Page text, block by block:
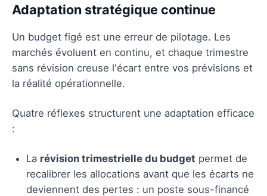
Adaptation stratégique continue
Un budget figé est une erreur de pilotage. Les
marchés évoluent en continu, et chaque trimestre
sans révision creuse l'écart entre vos prévisions et
la réalité opérationnelle.
Quatre réflexes structurent une adaptation efficace
:
La révision trimestrielle du budget permet de
recalibrer les allocations avant que les écarts ne
deviennent des pertes : un poste sous-financé